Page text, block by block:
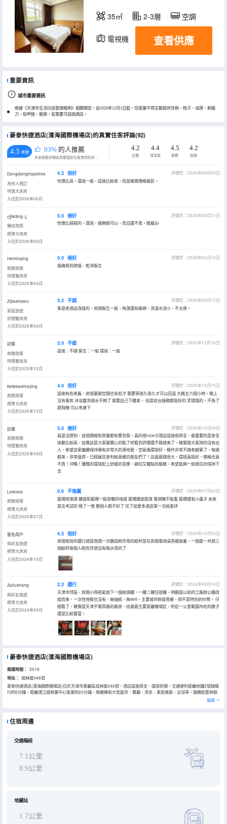
35㎡ 2-3層 空調
電視機 查看供應
重要資訊
城市重要資訊
根據《天津市生活垃圾管理條例》相關規定，自2020年12月1日起，住宿業不得主動提供牙刷、梳子、浴擦、剃鬚
刀、指甲銼、鞋擦，若需要可諮詢酒店。
豪泰快捷酒店(濱海國際機場店)的真實住客評論(92)
4.3 /5分 93% 的人推薦
永安旅遊評價由真實酒店住客提供的評價。
4.2
位置
4.4
清潔度
4.5
服務
4.2
設施
Dongdonghopetree
為他人預訂
特惠大床房
入住於2026年06月
4.2 很好
評價於：2026年08月09日
性價比高，環境一般，設施比較老，但是確實價格親民。
ღ᭄Actingꦿ
獨自旅遊
標準大床房
入住於2026年05月
5.0 極好
評價於：2026年05月31日
性價比槓槓的。環境，服務都可以。而且還不貴。推薦👍
Heminqing
商務旅客
特惠雙床房
入住於2026年04月
5.0 極好
評價於：2026年04月16日
服務周到熱情，乾淨衞生
Zijiaailvyou
家庭旅遊
舒適雙床房
入住於2026年04月
3.2 不錯
評價於：2026年04月12日
象是老酒店改造的，房間衞生一般，角落還有蛛網，洗澡水流小，不太熱。
訪客
商務旅客
特惠雙床房
入住於2025年12月
3.0 不錯
評價於：2025年12月16日
設施：不錯 衞生：一般 環境：一般
Ketekasimaying
商務旅客
標準大床房
入住於2025年12月
4.0 很好
評價於：2025年12月15日
設施有些老舊，房間裏開空調也有些冷 需要等很久很久才可以回温 大概五六個小時。晚上
沒有客房 沐浴露洗頭水不夠了 需要自己下樓拿。 但是前台服務都挺好的 笑嘻嘻的。不為了
趕飛機 可以考慮下
訪客
商務旅客
特惠雙床房
入住於2025年09月
5.0 極好
評價於：2025年10月06日
真是沒想到，這個價格和質量都有驚到我，真的很nice😙酒店設施很齊全，最重要的是安全
係數比較高，這應該是大家最關心的點了吧看到評價還不錯就來了，確實跟大家誇的沒有出
入，希望店家繼續保持噢有非常大的落地窗，空氣循環很好，條件非常不錯老顧客了，每週
都來，非常值得，已經瘋狂安利給身邊的朋友們了！店面面積很大，環境真挺好，價格也真
不貴！沖鴨！優雅的環境配上舒緩的音樂，親切又體貼的服務，希望能夠一如既往的保持下
去
Lelelele.
商務旅客
標準大床房
入住於2025年07月
0.6 不推薦
評價於：2025年07月26日
屋裡很潮濕 樓道和屋裡一股發黴的味道 屋裡牆皮脱落 電視機不能看 屋裡還有小蟲子 本來
是去考試的 睡了一覺 整個人都不好了 住了這麼多酒店第一次給差評
匿名用戶
與好友旅遊
標準大床房
入住於2024年10月
4.5 很好
評價於：2024年10月03日
房間收拾的還行就是我頭一次聽説刷牙用的紙杯是在房間電視桌旁邊放着，一個屋一共就三
個紙杯兩個人刷完牙就沒有喝水用的了
Zailushang
與好友旅遊
標準大床房
入住於2024年09月
2.2 還行
評價於：2024年09月16日
天津市郊區，房間小得衹能放下一個牀頭櫃，一樓二樓住宿樓，明顯是以前的工廠辦公樓改
造而來，一次性拖鞋也沒有，無抽紙，無Wifi，主要城市幹道旁邊，倒不是特別的吵鬧。 仔
細看了，確實是天津手電筒廠的廠房，這裏最主要是離機場近，附近一公里範圍內吃的館子
還是比較豐富。
豪泰快捷酒店(濱海國際機場店)
開業時間： 2018
地址：
成林道346號
豪泰快捷酒店(濱海國際機場店)位於天津市東麗區成林道346號，酒店設施齊全，環境舒適，交通便利距離地鐵2號線騎
行約5分鐘，距離濱江道商業中心駕車約20分鐘，周邊擁有大型超市、餐廳、洗衣、美容美髮、足浴等，服務配套與娛
樂設施一應俱全。酒店房型大床和雙床，房內基層配設齊全；酒店以“賓客至上”為經營宗旨。豪泰快捷酒店是您居家旅
展開
住宿周邊
交通樞紐
7.1公里
8.9公里
地鐵站
1.7公里